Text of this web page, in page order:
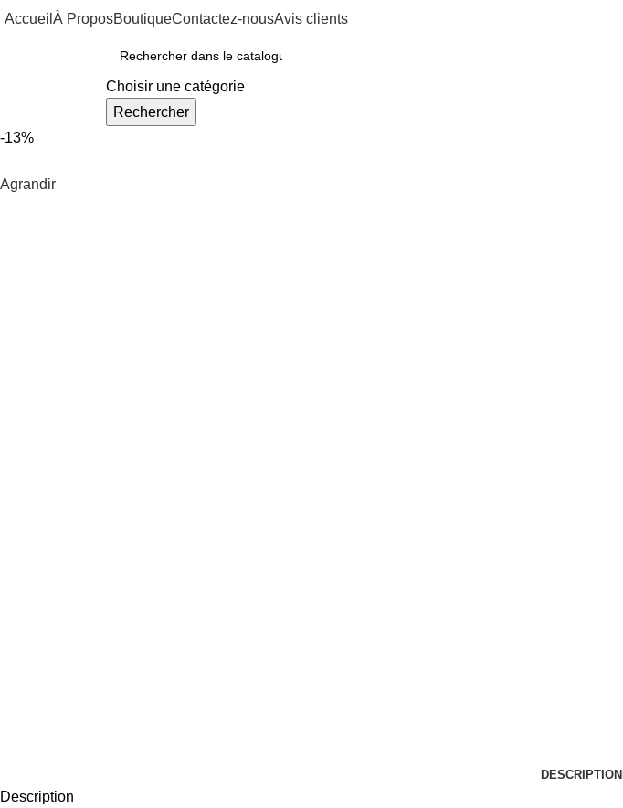
Accueil À ProposBoutiqueContactez-nousAvis clients
Choisir une catégorie
Rechercher
-13%
Agrandir
DESCRIPTION
Description